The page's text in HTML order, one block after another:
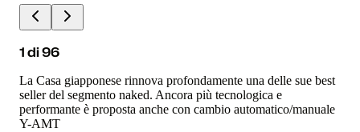
1di96
La Casa giapponese rinnova profondamente una delle sue best
seller del segmento naked. Ancora più tecnologica e
performante è proposta anche con cambio automatico/manuale
Y-AMT